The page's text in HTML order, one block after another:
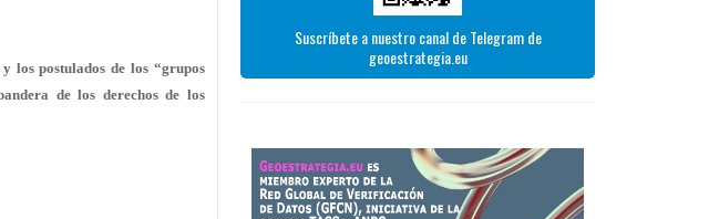
los postulados de los “grupos
de los derechos de los
Suscríbete a nuestro canal de Telegram de
geoestrategia.eu